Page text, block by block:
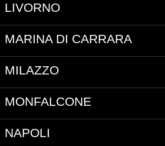
LIVORNO
MARINA DI CARRARA
MILAZZO
MONFALCONE
NAPOLI